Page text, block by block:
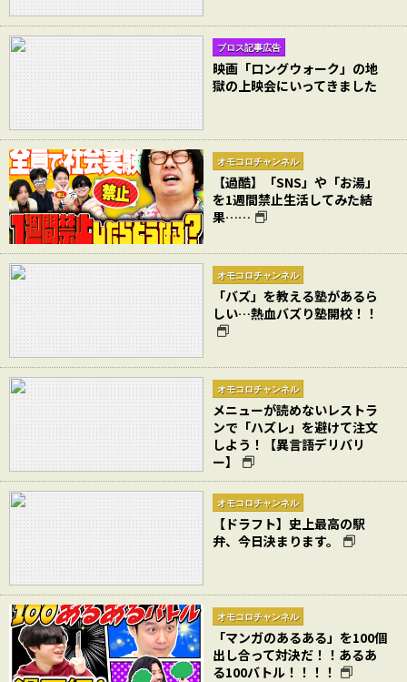
ブロス記事広告
映画「ロングウォーク」の地
獄の上映会にいってきました
オモコロチャンネル
【過酷】「SNS」や「お湯」
を1週間禁止生活してみた結
果……
オモコロチャンネル
「バズ」を教える塾があるら
しい…熱血バズり塾開校！！
オモコロチャンネル
メニューが読めないレストラ
ンで「ハズレ」を避けて注文
しよう！【異言語デリバリ
ー】
オモコロチャンネル
【ドラフト】史上最高の駅
弁、今日決まります。
オモコロチャンネル
「マンガのあるある」を100個
出し合って対決だ！！あるあ
る100バトル！！！！